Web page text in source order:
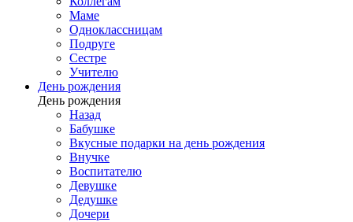
Маме
Одноклассницам
Подруге
Сестре
Учителю
День рождения
День рождения
Назад
Бабушке
Вкусные подарки на день рождения
Внучке
Воспитателю
Девушке
Дедушке
Дочери